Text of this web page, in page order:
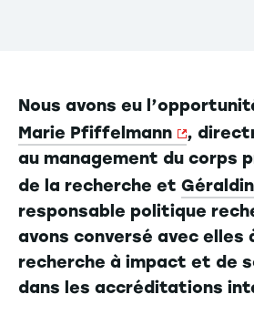
Nous avons eu
Marie Pfiffelmann
,
au management du corps
de la recherche et
responsable politique
avons conversé avec elles
recherche à impact et de
dans les accréditations